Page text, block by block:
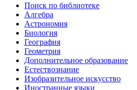
Поиск по библиотеке
Алгебра
Астрономия
Биология
География
Геометрия
Дополнительное образование
Естествознание
Изобразительное искусство
Иностранные языки